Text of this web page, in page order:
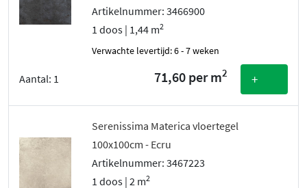
Artikelnummer: 3466900
1 doos | 1,44 m2
Verwachte levertijd: 6 - 7 weken
Aantal: 1 71,60 per m2 +
Serenissima Materica vloertegel
100x100cm - Ecru
Artikelnummer: 3467223
1 doos | 2 m2